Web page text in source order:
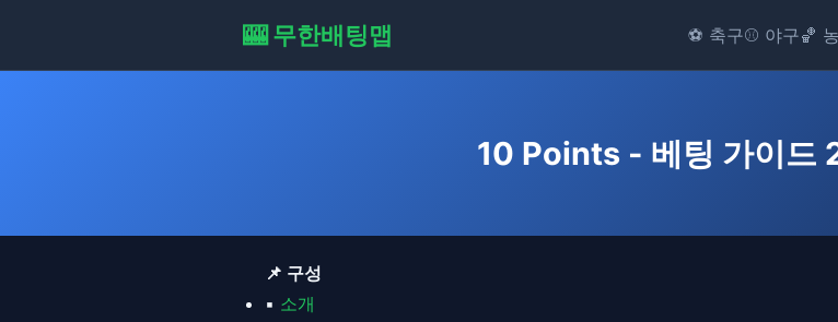
🎰 무한배팅맵 ⚽ 축구⚾ 야구🏀
10 Points - 베팅 가이드
📌 구성
▪ 소개